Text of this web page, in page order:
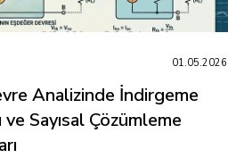
01.05.2026
Analizinde İndirgeme
Sayısal Çözümleme